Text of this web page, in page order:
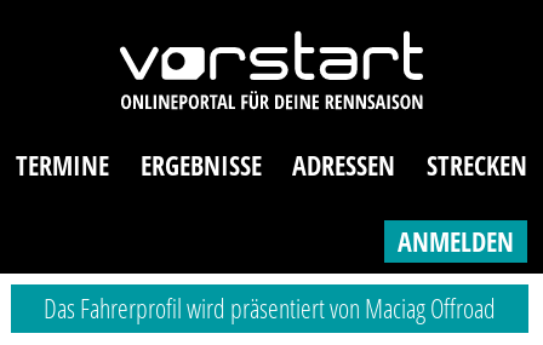
TERMINE ERGEBNISSE ADRESSEN STRECKEN
ANMELDEN
Das Fahrerprofil wird präsentiert von Maciag Offroad